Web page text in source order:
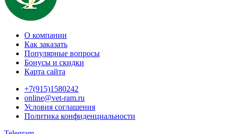
О компании
Как заказать
Популярные вопросы
Бонусы и скидки
Карта сайта
+7(915)1580242
online@vet-ram.ru
Условия соглашения
Политика конфиденциальности